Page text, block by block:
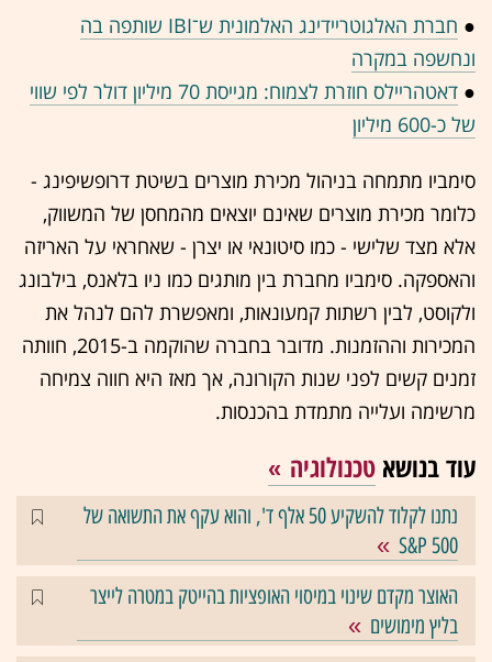
●
חברת האלגוטריידינג האלמונית ש־IBI שותפה בה
ונחשפה במקרה
●
דאטהריילס חוזרת לצמוח: מגייסת 70 מיליון דולר לפי שווי
של כ-600 מיליון
סימביו מתמחה בניהול מכירת מוצרים בשיטת דרופשיפינג -
כלומר מכירת מוצרים שאינם יוצאים מהמחסן של המשווק,
אלא מצד שלישי - כמו סיטונאי או יצרן - שאחראי על האריזה
והאספקה. סימביו מחברת בין מותגים כמו ניו בלאנס, בילבונג
ולקוסט, לבין רשתות קמעונאות, ומאפשרת להם לנהל את
המכירות וההזמנות. מדובר בחברה שהוקמה ב-2015, חוותה
זמנים קשים לפני שנות הקורונה, אך מאז היא חווה צמיחה
מרשימה ועלייה מתמדת בהכנסות.
עוד בנושא טכנולוגיה
נתנו לקלוד להשקיע 50 אלף ד', והוא עקף את התשואה של
S&P 500
האוצר מקדם שינוי במיסוי האופציות בהייטק במטרה לייצר
בליץ מימושים